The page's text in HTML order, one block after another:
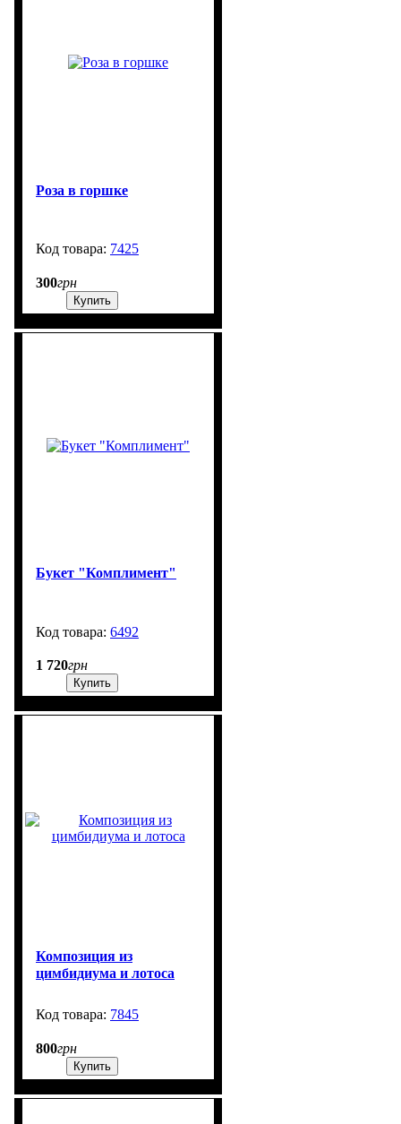
Роза в горшке
7425
300грн
Купить
Букет "Комплимент"
6492
1 720грн
Купить
Композиция из
цимбидиума и лотоса
7845
800грн
Купить